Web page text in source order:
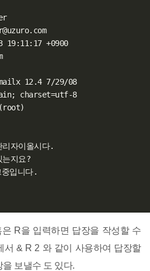
19:11:17 +0900
12.4 7/29/08
; charset=utf-8
(root)
자이올시다.
는지요?
입니다.
R을 입력하면 답장을 작성할 수
서 & R 2 와 같이 사용하여 답장할
보낼수 도 있다.